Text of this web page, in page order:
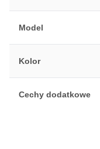
Model
Kolor
Cechy dodatkowe